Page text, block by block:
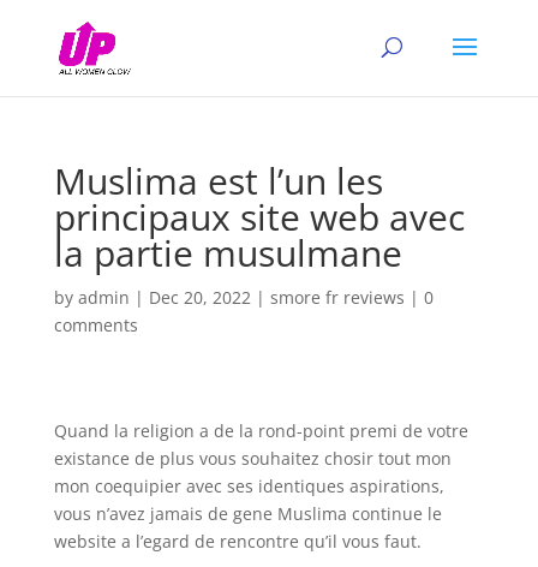
Muslima est l’un les
principaux site web avec
la partie musulmane
by admin | Dec 20, 2022| smore fr reviews | 0
comments
Quand la religion a de la rond-point premi de votre
existance de plus vous souhaitez chosir tout mon
mon coequipier avec ses identiques aspirations,
vous n’avez jamais de gene Muslima continue le
website a l’egard de rencontre qu’il vous faut.